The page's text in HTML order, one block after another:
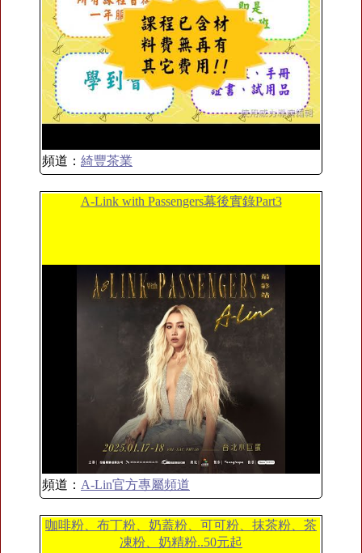
頻道： 綺豐茶業
A-Link with Passengers幕後實錄Part3
頻道： A-Lin官方專屬頻道
咖啡粉、布丁粉、奶蓋粉、可可粉、抹茶粉、茶
凍粉、奶精粉..50元起